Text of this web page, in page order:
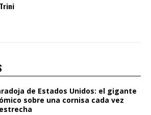
de Estados Unidos: el gigante
sobre una cornisa cada vez